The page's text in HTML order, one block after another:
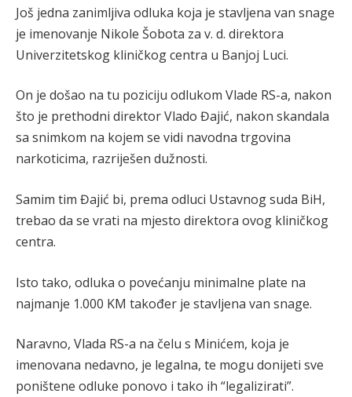
Još jedna zanimljiva odluka koja je stavljena van snage
je imenovanje Nikole Šobota za v. d. direktora
Univerzitetskog kliničkog centra u Banjoj Luci.
On je došao na tu poziciju odlukom Vlade RS-a, nakon
što je prethodni direktor Vlado Đajić, nakon skandala
sa snimkom na kojem se vidi navodna trgovina
narkoticima, razriješen dužnosti.
Samim tim Đajić bi, prema odluci Ustavnog suda BiH,
trebao da se vrati na mjesto direktora ovog kliničkog
centra.
Isto tako, odluka o povećanju minimalne plate na
najmanje 1.000 KM također je stavljena van snage.
Naravno, Vlada RS-a na čelu s Minićem, koja je
imenovana nedavno, je legalna, te mogu donijeti sve
poništene odluke ponovo i tako ih “legalizirati”.